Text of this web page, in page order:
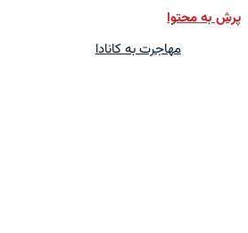
پرش به محتوا
مهاجرت به کانادا